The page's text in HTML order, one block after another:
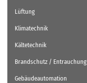
Lüftung
Klimatechnik
Kältetechnik
Brandschutz / Entrauchung
Gebäudeautomation